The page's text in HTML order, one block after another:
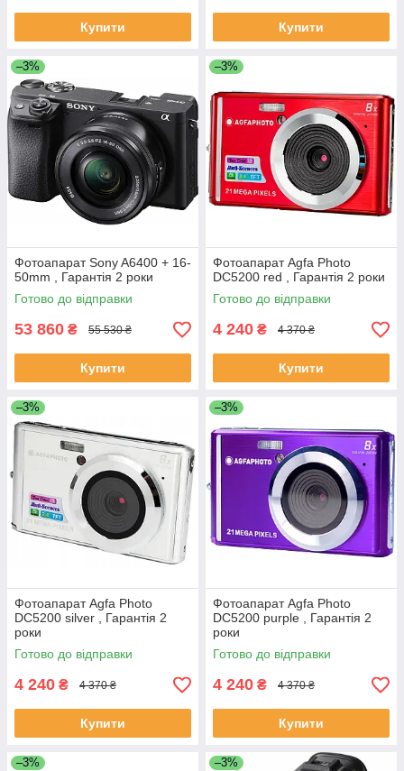
Купити Купити
–3%
Фотоапарат Sony A6400 + 16-
50mm , Гарантія 2 роки
Готово до відправки
53 860 ₴ 55 530 ₴
Купити
–3%
Фотоапарат Agfa Photo
DC5200 red , Гарантія 2 роки
Готово до відправки
4 240 ₴ 4 370 ₴
Купити
–3%
Фотоапарат Agfa Photo
DC5200 silver , Гарантія 2
роки
Готово до відправки
4 240 ₴ 4 370 ₴
Купити
–3%
Фотоапарат Agfa Photo
DC5200 purple , Гарантія 2
роки
Готово до відправки
4 240 ₴ 4 370 ₴
Купити
–3% –3%